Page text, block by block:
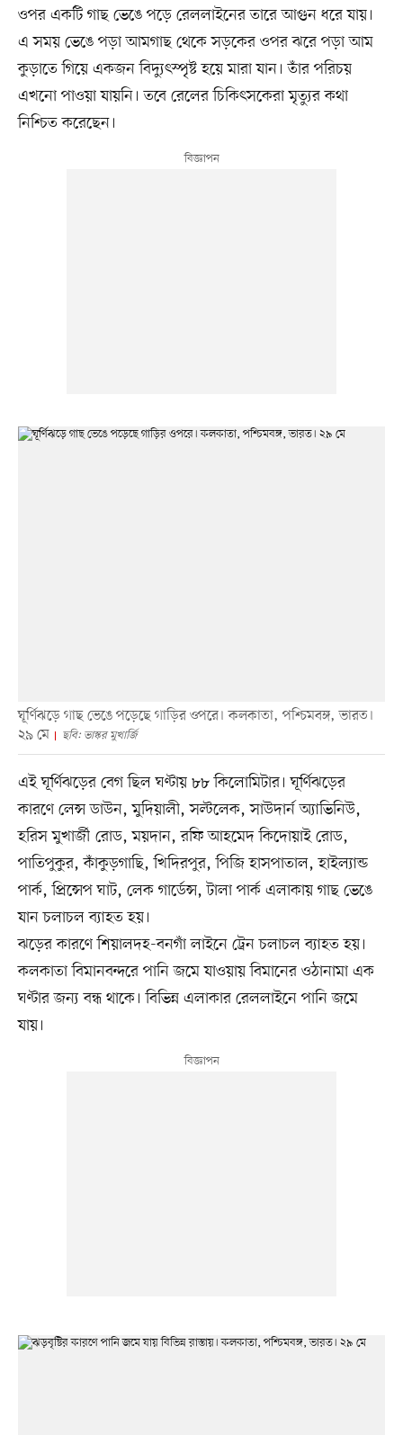
ওপর একটি গাছ ভেঙে পড়ে রেললাইনের তারে আগুন ধরে যায়।
এ সময় ভেঙে পড়া আমগাছ থেকে সড়কের ওপর ঝরে পড়া আম
কুড়াতে গিয়ে একজন বিদ্যুৎস্পৃষ্ট হয়ে মারা যান। তাঁর পরিচয়
এখনো পাওয়া যায়নি। তবে রেলের চিকিৎসকেরা মৃত্যুর কথা
নিশ্চিত করেছেন।
ঘূর্ণিঝড়ে গাছ ভেঙে পড়েছে গাড়ির ওপরে। কলকাতা, পশ্চিমবঙ্গ, ভারত।
২৯ মে
ছবি: ভাস্কর মুখার্জি
এই ঘূর্ণিঝড়ের বেগ ছিল ঘণ্টায় ৮৮ কিলোমিটার। ঘূর্ণিঝড়ের
কারণে লেন্স ডাউন, মুদিয়ালী, সল্টলেক, সাউদার্ন অ্যাভিনিউ,
হরিস মুখার্জী রোড, ময়দান, রফি আহমেদ কিদোয়াই রোড,
পাতিপুকুর, কাঁকুড়গাছি, খিদিরপুর, পিজি হাসপাতাল, হাইল্যান্ড
পার্ক, প্রিন্সেপ ঘাট, লেক গার্ডেন্স, টালা পার্ক এলাকায় গাছ ভেঙে
যান চলাচল ব্যাহত হয়।
ঝড়ের কারণে শিয়ালদহ-বনগাঁ লাইনে ট্রেন চলাচল ব্যাহত হয়।
কলকাতা বিমানবন্দরে পানি জমে যাওয়ায় বিমানের ওঠানামা এক
ঘণ্টার জন্য বন্ধ থাকে। বিভিন্ন এলাকার রেললাইনে পানি জমে
যায়।